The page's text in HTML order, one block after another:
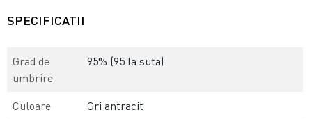
SPECIFICATII
Grad de
umbrire
95% (95 la suta)
Culoare
Gri antracit